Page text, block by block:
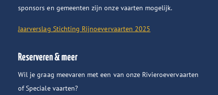
sponsors en gemeenten zijn onze vaarten mogelijk.
Jaarverslag Stichting Rijnoevervaarten 2025
Reserveren & meer
Wil je graag meevaren met een van onze Rivieroevervaarten
of Speciale vaarten?